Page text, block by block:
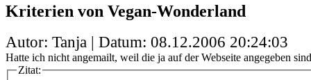
Kriterien von Vegan-Wonderland
Autor: Tanja | Datum: 08.12.2006 20:24:03
Hatte ich nicht angemailt, weil die ja auf der Webseite angegeben
Zitat: